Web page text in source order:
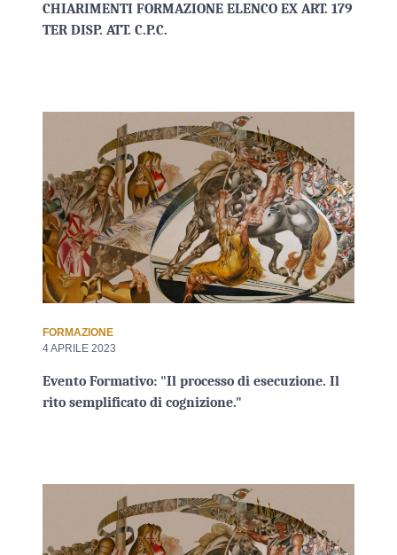
CHIARIMENTI FORMAZIONE ELENCO EX ART. 179
TER DISP. ATT. C.P.C.
FORMAZIONE
4 APRILE 2023
Evento Formativo: "Il processo di esecuzione. Il
rito semplificato di cognizione."